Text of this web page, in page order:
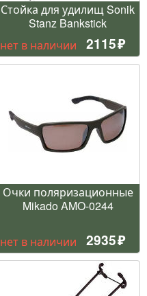
Стойка для удилищ Sonik
Stanz Bankstick
нет в наличии
2115
Очки поляризационные
Mikado AMO-0244
нет в наличии 2935